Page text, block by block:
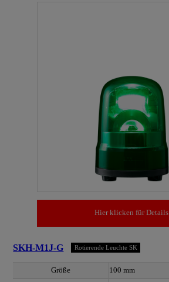
Hier klicken für Details
SKH-M1J-G Rotierende Leuchte SK
Größe
100 mm